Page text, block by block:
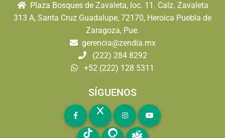
Plaza Bosques de Zavaleta, loc. 11. Calz. Zavaleta
313 A, Santa Cruz Guadalupe, 72170, Heroica Puebla de
Zaragoza, Pue.
gerencia@zendia.mx
(222) 284 8292
+52 (222) 128 5311
SÍGUENOS